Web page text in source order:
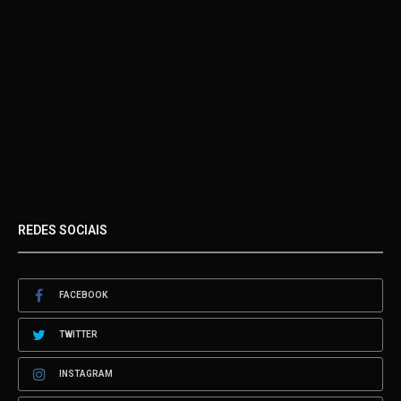
REDES SOCIAIS
FACEBOOK
TWITTER
INSTAGRAM